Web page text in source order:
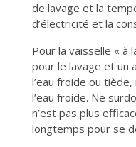
de lavage et la
d’électricité et la
Pour la vaisselle « à
pour le lavage et un
l’eau froide ou
l’eau froide. Ne
n’est pas plus
longtemps pour se